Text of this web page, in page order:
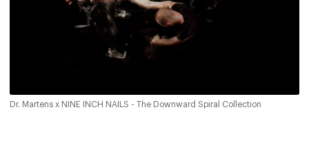
Dr. Martens x NINE INCH NAILS - The Downward Spiral Collection